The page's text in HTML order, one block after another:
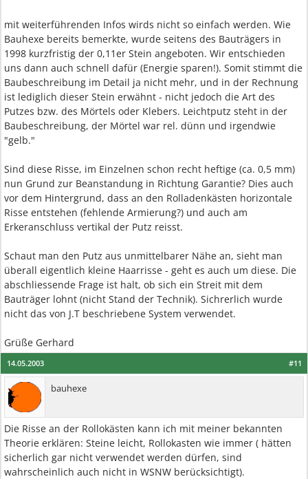
mit weiterführenden Infos wirds nicht so einfach werden. Wie
Bauhexe bereits bemerkte, wurde seitens des Bauträgers in
1998 kurzfristig der 0,11er Stein angeboten. Wir entschieden
uns dann auch schnell dafür (Energie sparen!). Somit stimmt die
Baubeschreibung im Detail ja nicht mehr, und in der Rechnung
ist lediglich dieser Stein erwähnt - nicht jedoch die Art des
Putzes bzw. des Mörtels oder Klebers. Leichtputz steht in der
Baubeschreibung, der Mörtel war rel. dünn und irgendwie
"gelb."
Sind diese Risse, im Einzelnen schon recht heftige (ca. 0,5 mm)
nun Grund zur Beanstandung in Richtung Garantie? Dies auch
vor dem Hintergrund, dass an den Rolladenkästen horizontale
Risse entstehen (fehlende Armierung?) und auch am
Erkeranschluss vertikal der Putz reisst.
Schaut man den Putz aus unmittelbarer Nähe an, sieht man
überall eigentlich kleine Haarrisse - geht es auch um diese. Die
abschliessende Frage ist halt, ob sich ein Streit mit dem
Bauträger lohnt (nicht Stand der Technik). Sichrerlich wurde
nicht das von J.T beschriebene System verwendet.
Grüße Gerhard
#11
14.05.2003
bauhexe
Die Risse an der Rollokästen kann ich mit meiner bekannten
Theorie erklären: Steine leicht, Rollokasten wie immer ( hätten
sicherlich gar nicht verwendet werden dürfen, sind
wahrscheinlich auch nicht in WSNW berücksichtigt).